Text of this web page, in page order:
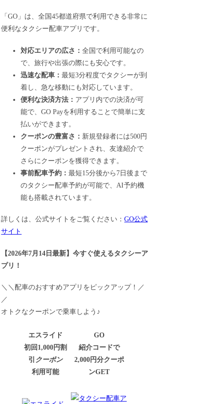
「GO」は、全国45都道府県で利用できる非常に
便利なタクシー配車アプリです。
対応エリアの広さ：全国で利用可能なの
で、旅行や出張の際にも安心です。
迅速な配車：最短3分程度でタクシーが到
着し、急な移動にも対応しています。
便利な決済方法： アプリ内での決済が可
能で、GO Payを利用することで簡単に支
払いができます。
クーポンの豊富さ： 新規登録者には500円
クーポンがプレゼントされ、友達紹介で
さらにクーポンを獲得できます。
事前配車予約：最短15分後から7日後まで
のタクシー配車予約が可能で、AI予約機
能も搭載されています。
詳しくは、公式サイトをご覧ください：GO公式
サイト
【2026年7月14日最新 】今すぐ使えるタクシーア
プリ！
＼＼配車のおすすめアプリをピックアップ！／
／
オトクなクーポンで乗車しよう♪
エスライド
初回1,000円割
引 クーポン
利用可能
GO
紹介コードで
2,000円分クーポ
ンGET